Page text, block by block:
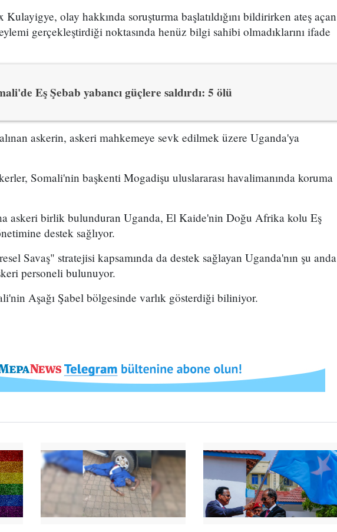
Kulayigye, olay hakkında soruşturma başlatıldığını bildirirken ateş açan
gerçekleştirdiği noktasında henüz bilgi sahibi olmadıklarını ifade
Eş Şebab yabancı güçlere saldırdı: 5 ölü
askerin, askeri mahkemeye sevk edilmek üzere Uganda'ya
Somali'nin başkenti Mogadişu uluslararası havalimanında koruma
askeri birlik bulunduran Uganda, El Kaide'nin Doğu Afrika kolu Eş
destek sağlıyor.
Savaş" stratejisi kapsamında da destek sağlayan Uganda'nın şu anda
personeli bulunuyor.
Aşağı Şabel bölgesinde varlık gösterdiği biliniyor.